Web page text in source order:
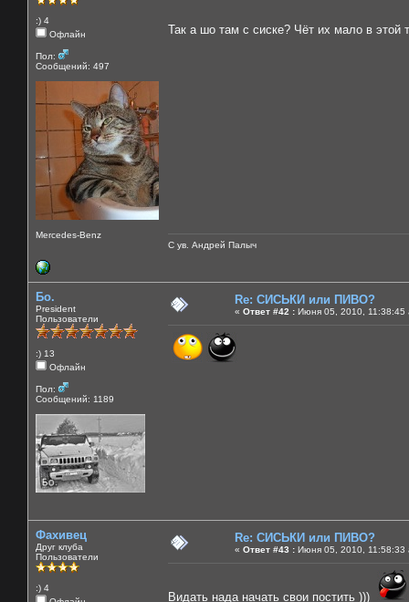
:) 4
Офлайн
Пол:
Сообщений: 497
Mercedes-Benz
Так а шо там с сиске? Чёт их мало в
С ув. Андрей Палыч
Бо.
President
Пользователи
:) 13
Офлайн
Пол:
Сообщений: 1189
Re: СИСЬКИ или ПИВО?
« Ответ #42 : Июня 05, 2010, 11:38:45
Фахивец
Друг клуба
Пользователи
:) 4
Re: СИСЬКИ или ПИВО?
« Ответ #43 : Июня 05, 2010, 11:58:33
Видать нада начать свои постить )))